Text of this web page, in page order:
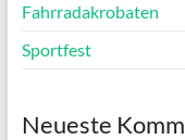
Fahrradakrobaten
Sportfest
Neueste